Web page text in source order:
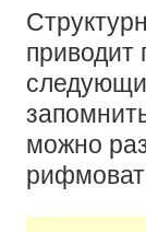
приводит
можно